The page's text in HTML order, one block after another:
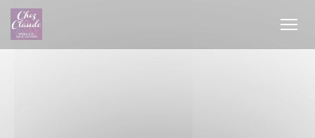
Painel de Gerenciamento de Cookies